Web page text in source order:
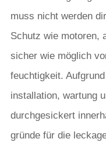
muss nicht werden
Schutz wie motoren,
sicher wie möglich
feuchtigkeit.
installation, wartung
durchgesickert
gründe für die